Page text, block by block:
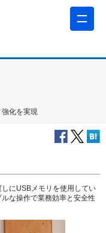
化を実現
にUSBメモリを使用してい
な操作で業務効率と安全性